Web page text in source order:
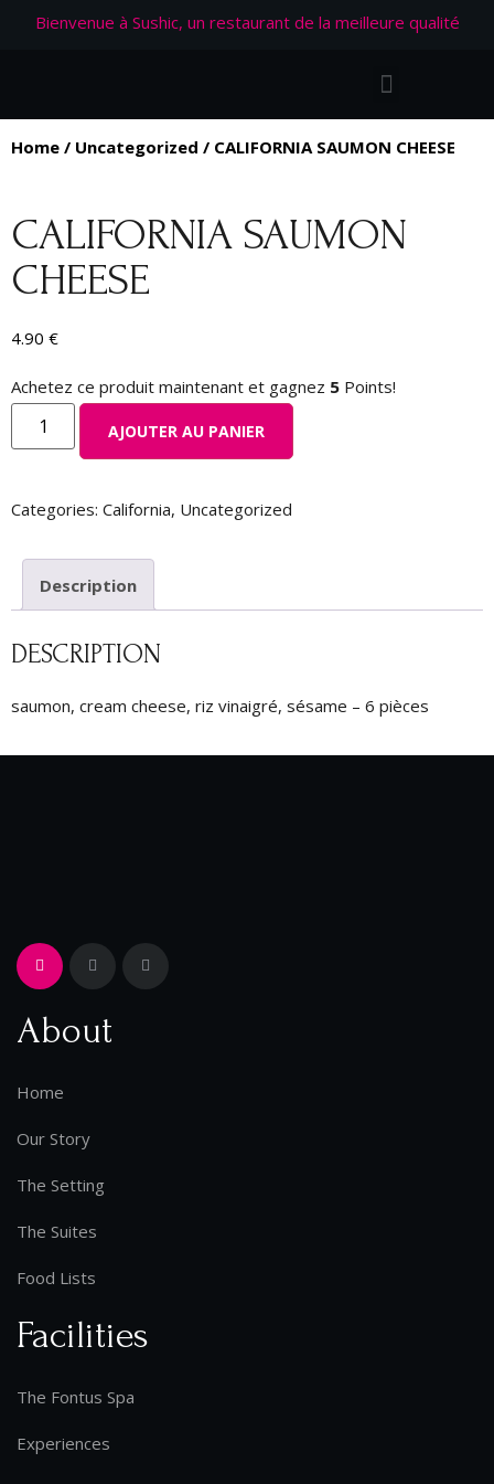
Bienvenue à Sushic, un restaurant de la meilleure qualité
Home / Uncategorized / CALIFORNIA SAUMON CHEESE
CALIFORNIA SAUMON
CHEESE
4.90 €
Achetez ce produit maintenant et gagnez 5 Points!
AJOUTER AU PANIER
Categories: California, Uncategorized
Description
DESCRIPTION
saumon, cream cheese, riz vinaigré, sésame – 6 pièces
About
Home
Our Story
The Setting
The Suites
Food Lists
Facilities
The Fontus Spa
Experiences